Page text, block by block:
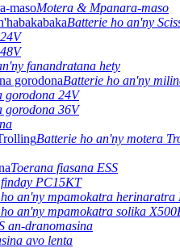
Motera & Mpanara-maso
Batterie ho an'ny
fanandratana hety
Batterie ho an'ny
gorodona 24V
gorodona 36V
Batterie ho an'ny motera
Toerana fiasana ESS
PC15KT
an'ny mpamokatra herinaratra
an'ny mpamokatra solika
an-dranomasina
avo lenta